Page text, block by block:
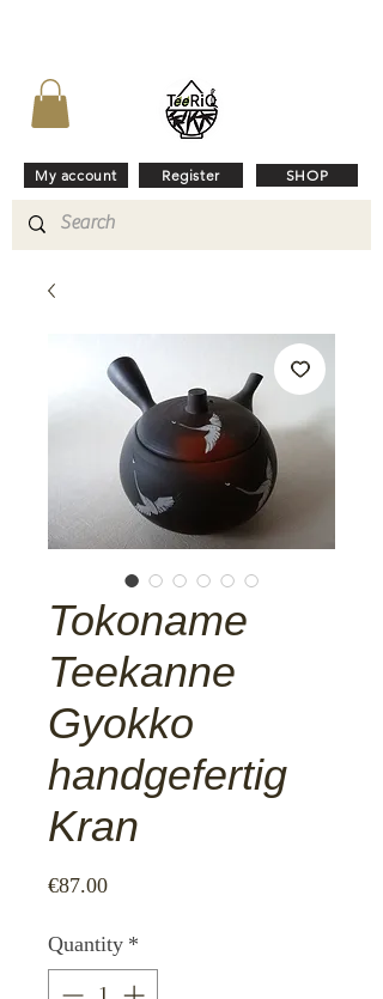
My account Register SHOP
Tokoname
Teekanne
Gyokko
handgefertig
Kran
€87.00Price
Quantity *